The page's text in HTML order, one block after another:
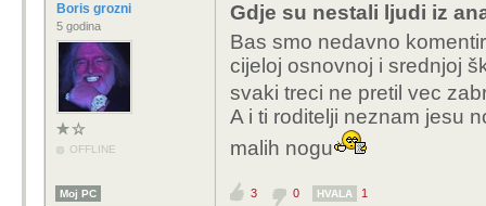
Boris grozni
5 godina
OFFLINE
Gdje su nestali ljudi iz
Bas smo nedavno
cijeloj osnovnoj i srednjoj
svaki treci ne pretil vec
A i ti roditelji neznam jesu
malih nogu
Moj PC 3 0 HVALA 1